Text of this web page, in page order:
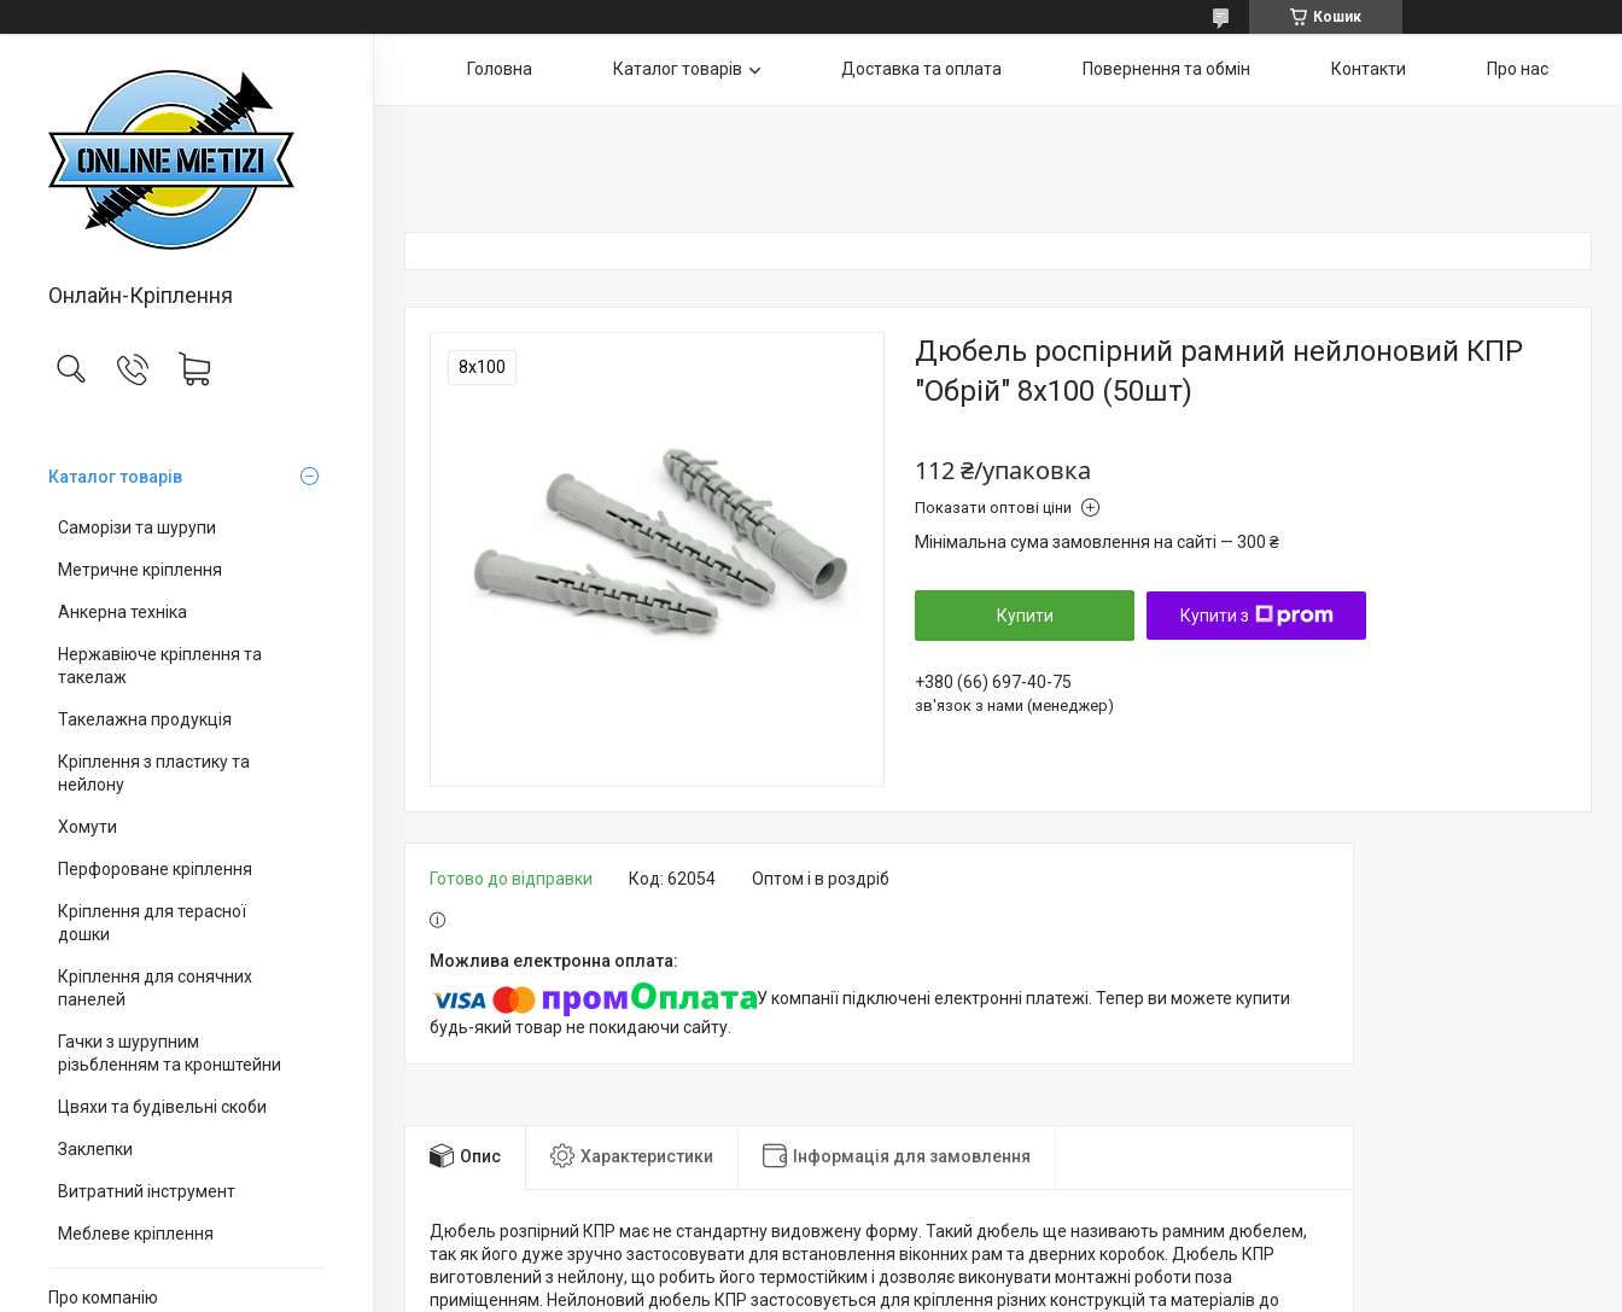
Кошик
Онлайн-Кріплення
Каталог товарів
Саморізи та шурупи
Метричне кріплення
Анкерна техніка
Нержавіюче кріплення та
такелаж
Такелажна продукція
Кріплення з пластику та
нейлону
Хомути
Перфороване кріплення
Кріплення для терасної
дошки
Кріплення для сонячних
панелей
Гачки з шурупним
різьбленням та кронштейни
Цвяхи та будівельні скоби
Заклепки
Витратний інструмент
Меблеве кріплення
Про компанію
Головна Каталог товарів Доставка та оплата Повернення та обмін Контакти Про нас
8х100
Дюбель роспірний рамний нейлоновий КПР
"Обрій" 8х100 (50шт)
112 ₴/упаковка
Показати оптові ціни
Мінімальна сума замовлення на сайті — 300 ₴
Купити Купити з
+380 (66) 697-40-75
зв'язок з нами (менеджер)
Готово до відправки Оптом і в роздріб
Код: 62054
У компанії підключені електронні платежі. Тепер ви можете купити
будь-який товар не покидаючи сайту.
Опис Характеристики Інформація для замовлення
Дюбель розпірний КПР має не стандартну видовжену форму. Такий дюбель ще називають рамним дюбелем,
так як його дуже зручно застосовувати для встановлення віконних рам та дверних коробок. Дюбель КПР
виготовлений з нейлону, що робить його термостійким і дозволяє виконувати монтажні роботи поза
приміщенням. Нейлоновий дюбель КПР застосовується для кріплення різних конструкцій та матеріалів до